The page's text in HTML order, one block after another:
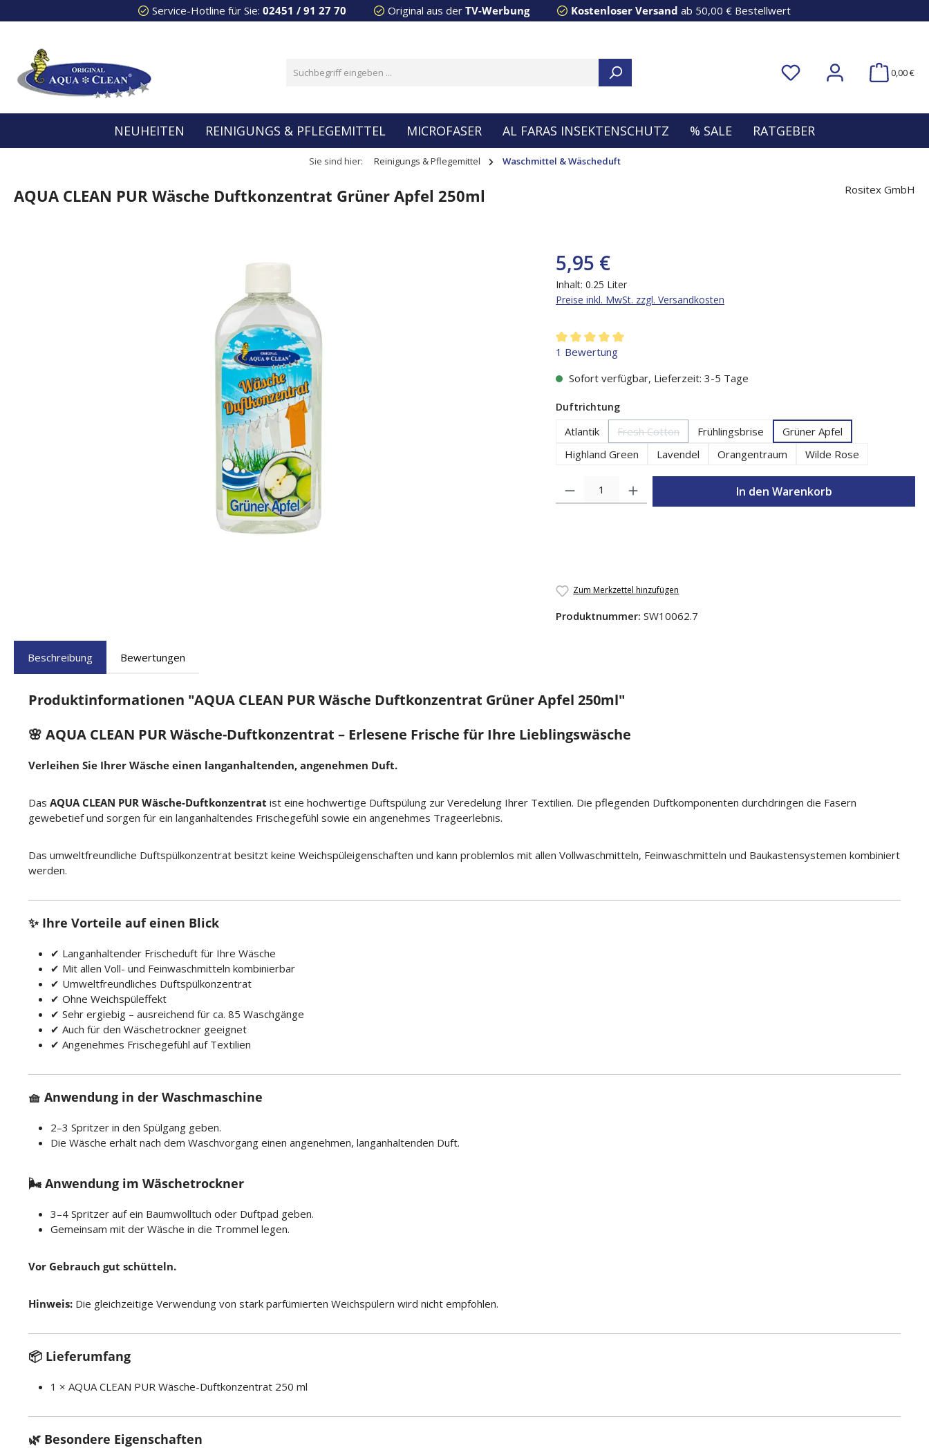
Zur Hauptnavigation springenService-Hotline für Sie: 02451 / 91 27 70 Original aus der TV-Werbung Kostenloser Versand ab 50,00 € Bestellwert
0,00 €
NEUHEITEN REINIGUNGS & PFLEGEMITTEL MICROFASER AL FARAS INSEKTENSCHUTZ % SALE RATGEBER
Sie sind hier: Reinigungs & Pflegemittel Waschmittel & Wäscheduft
AQUA CLEAN PUR Wäsche Duftkonzentrat Grüner Apfel 250ml Rositex GmbH
5,95 €
Inhalt: 0.25 Liter
Preise inkl. MwSt. zzgl. Versandkosten
Durchschnittliche Bewertung von 5 von 5 Sternen
1 Bewertung
Sofort verfügbar, Lieferzeit: 3-5 Tage
Duftrichtungauswählen
Atlantik Fresh Cotton
(Diese Option ist zurzeit nicht verfügbar.)
Frühlingsbrise
Grüner Apfel
Highland Green
Lavendel Orangentraum Wilde Rose
Produkt Anzahl: Gib den gewünschten Wert ein oder benutze die Schaltflächen
In den Warenkorb
Zum Merkzettel hinzufügen
Produktnummer: SW10062.7
Beschreibung Bewertungen
Produktinformationen "AQUA CLEAN PUR Wäsche Duftkonzentrat Grüner Apfel 250ml"
🌸 AQUA CLEAN PUR Wäsche-Duftkonzentrat – Erlesene Frische für Ihre Lieblingswäsche
Verleihen Sie Ihrer Wäsche einen langanhaltenden, angenehmen Duft.
Das AQUA CLEAN PUR Wäsche-Duftkonzentrat ist eine hochwertige Duftspülung zur Veredelung Ihrer Textilien. Die pflegenden Duftkomponenten durchdringen die Fasern
gewebetief und sorgen für ein langanhaltendes Frischegefühl sowie ein angenehmes Trageerlebnis.
Das umweltfreundliche Duftspülkonzentrat besitzt keine Weichspüleigenschaften und kann problemlos mit allen Vollwaschmitteln, Feinwaschmitteln und Baukastensystemen kombiniert
werden.
✨ Ihre Vorteile auf einen Blick
✔ Langanhaltender Frischeduft für Ihre Wäsche
✔ Mit allen Voll- und Feinwaschmitteln kombinierbar
✔ Umweltfreundliches Duftspülkonzentrat
✔ Ohne Weichspüleffekt
✔ Sehr ergiebig – ausreichend für ca. 85 Waschgänge
✔ Auch für den Wäschetrockner geeignet
✔ Angenehmes Frischegefühl auf Textilien
🧺 Anwendung in der Waschmaschine
2–3 Spritzer in den Spülgang geben.
Die Wäsche erhält nach dem Waschvorgang einen angenehmen, langanhaltenden Duft.
🌬 Anwendung im Wäschetrockner
3–4 Spritzer auf ein Baumwolltuch oder Duftpad geben.
Gemeinsam mit der Wäsche in die Trommel legen.
Vor Gebrauch gut schütteln.
Hinweis: Die gleichzeitige Verwendung von stark parfümierten Weichspülern wird nicht empfohlen.
📦 Lieferumfang
1 × AQUA CLEAN PUR Wäsche-Duftkonzentrat 250 ml
🌿 Besondere Eigenschaften